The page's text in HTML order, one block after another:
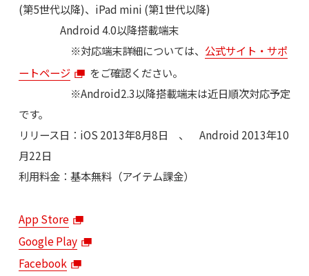
(第5世代以降)、iPad mini (第1世代以降)
Android 4.0以降搭載端末
※対応端末詳細については、 公式サイト・サポ
ートページ
をご確認ください。
※Android2.3以降搭載端末は近日順次対応予定
です。
リリース日：iOS 2013年8月8日 、 Android 2013年10
月22日
利用料金：基本無料（アイテム課金）
App Store
Google Play
Facebook